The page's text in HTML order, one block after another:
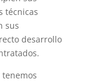
técnicas
sus
desarrollo
tenemos